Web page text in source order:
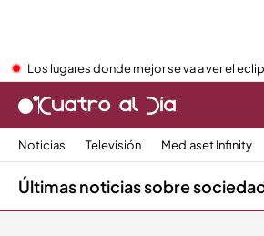
Los lugares donde mejor se va a ver el
Noticias Televisión Mediaset Infinity
Últimas noticias sobre